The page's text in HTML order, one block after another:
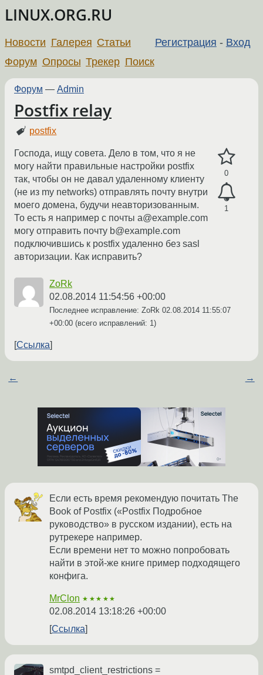
LINUX.ORG.RU
Регистрация - Вход
Новости Галерея Статьи
Форум Опросы Трекер Поиск
Форум — Admin
Postfix relay
postfix
0
1
Господа, ищу совета. Дело в том, что я не
могу найти правильные настройки postfix
так, чтобы он не давал удаленному клиенту
(не из my networks) отправлять почту внутри
моего домена, будучи неавторизованным.
То есть я например с почты a@example.com
могу отправить почту b@example.com
подключившись к postfix удаленно без sasl
авторизации. Как исправить?
ZoRk
02.08.2014 11:54:56 +00:00
Последнее исправление: ZoRk 02.08.2014 11:55:07
+00:00 (всего исправлений: 1)
Ссылка
← →
Если есть время рекомендую почитать The
Book of Postfix («Postfix Подробное
руководство» в русском издании), есть на
рутрекере например.
Если времени нет то можно попробовать
найти в этой-же книге пример подходящего
конфига.
MrClon ★★★★★
02.08.2014 13:18:26 +00:00
Ссылка
smtpd_client_restrictions =